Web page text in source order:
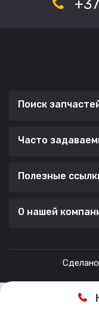
Поиск
Часто
Полезные
О нашей